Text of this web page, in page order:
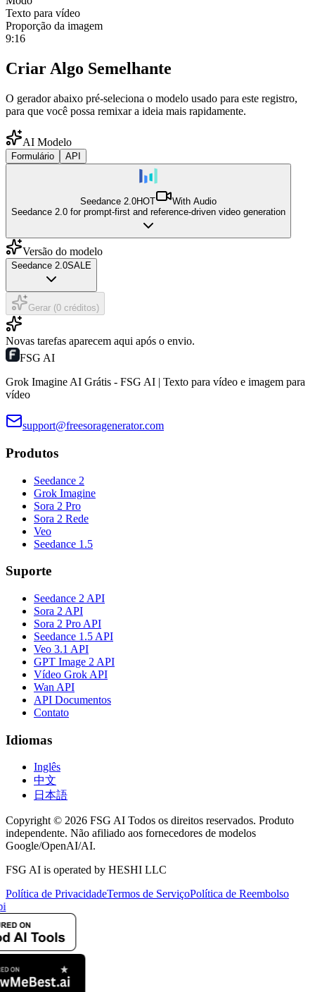
Texto para vídeo
Proporção da imagem
9:16
Criar Algo Semelhante
O gerador abaixo pré-seleciona o modelo usado para este registro,
para que você possa remixar a ideia mais rapidamente.
AI Modelo
Formulário API
Seedance 2.0HOT
With Audio
Seedance 2.0 for prompt-first and reference-driven video generation
Versão do modelo
Seedance 2.0SALE
Gerar (0 créditos)
Novas tarefas aparecem aqui após o envio.
FSG AI
Grok Imagine AI Grátis - FSG AI | Texto para vídeo e imagem para
vídeo
support@freesoragenerator.com
Produtos
Seedance 2
Grok Imagine
Sora 2 Pro
Sora 2 Rede
Veo
Seedance 1.5
Suporte
Seedance 2 API
Sora 2 API
Sora 2 Pro API
Seedance 1.5 API
Veo 3.1 API
GPT Image 2 API
Vídeo Grok API
Wan API
API Documentos
Contato
Idiomas
Inglês
中文
日本語
Copyright © 2026 FSG AI Todos os direitos reservados. Produto
independente. Não afiliado aos fornecedores de modelos
Google/OpenAI/AI.
FSG AI is operated by HESHI LLC
Política de PrivacidadeTermos de ServiçoPolítica de Reembolso